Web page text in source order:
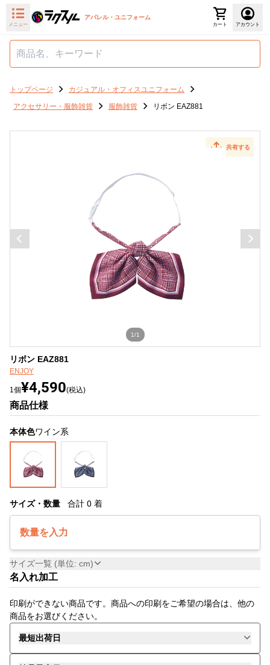
メニュー
アパレル・ユニフォーム
カート アカウント
トップページ
カジュアル・オフィスユニフォーム
アクセサリー・服飾雑貨
服飾雑貨 リボン EAZ881
共有する
1/1
リボン EAZ881
ENJOY
1個¥4,590(税込)
商品仕様
本体色ワイン系
サイズ・数量 合計 0 着
数量を入力
サイズ一覧 (単位: cm)
名入れ加工
印刷ができない商品です。商品への印刷をご希望の場合は、他の
商品をお選びください。
最短出荷日